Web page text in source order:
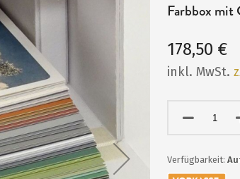
Farbbox
178,50 €
inkl. MwSt.